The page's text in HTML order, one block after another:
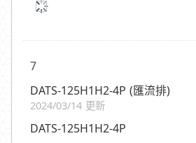
7
DATS-125H1H2-4P (匯流排)
2024/03/14 更新
DATS-125H1H2-4P